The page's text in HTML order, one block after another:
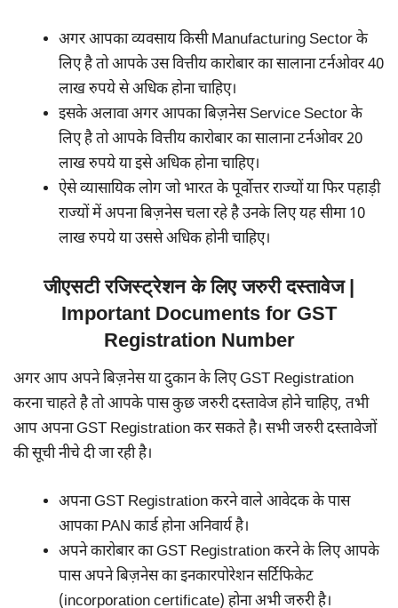
अगर आपका व्यवसाय किसी Manufacturing Sector के
लिए है तो आपके उस वित्तीय कारोबार का सालाना टर्नओवर 40
लाख रुपये से अधिक होना चाहिए।
इसके अलावा अगर आपका बिज़नेस Service Sector के
लिए है तो आपके वित्तीय कारोबार का सालाना टर्नओवर 20
लाख रुपये या इसे अधिक होना चाहिए।
ऐसे व्यासायिक लोग जो भारत के पूर्वोत्तर राज्यों या फिर पहाड़ी
राज्यों में अपना बिज़नेस चला रहे है उनके लिए यह सीमा 10
लाख रुपये या उससे अधिक होनी चाहिए।
जीएसटी रजिस्ट्रेशन के लिए जरुरी दस्तावेज |
Important Documents for GST
Registration Number
अगर आप अपने बिज़नेस या दुकान के लिए GST Registration
करना चाहते है तो आपके पास कुछ जरुरी दस्तावेज होने चाहिए, तभी
आप अपना GST Registration कर सकते है। सभी जरुरी दस्तावेजों
की सूची नीचे दी जा रही है।
अपना GST Registration करने वाले आवेदक के पास
आपका PAN कार्ड होना अनिवार्य है।
अपने कारोबार का GST Registration करने के लिए आपके
पास अपने बिज़नेस का इनकारपोरेशन सर्टिफिकेट
(incorporation certificate) होना अभी जरुरी है।